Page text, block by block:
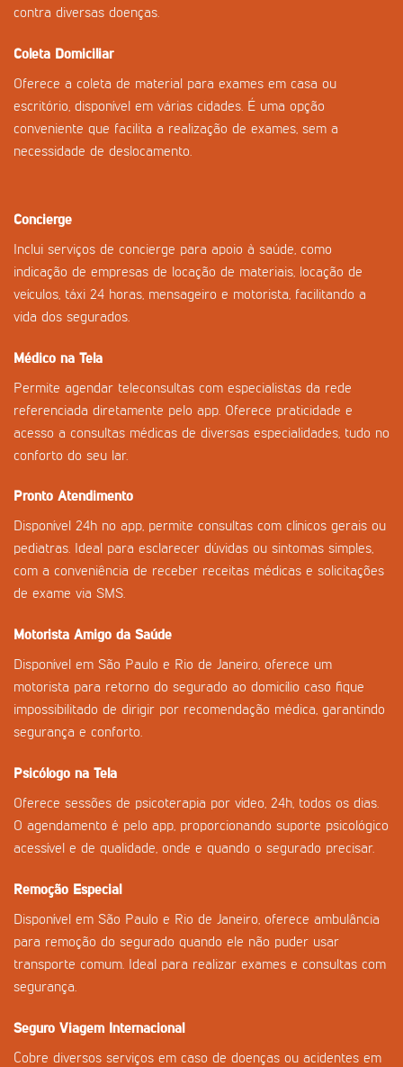
contra diversas doenças.
Coleta Domiciliar
Oferece a coleta de material para exames em casa ou
escritório, disponível em várias cidades. É uma opção
conveniente que facilita a realização de exames, sem a
necessidade de deslocamento.
Concierge
Inclui serviços de concierge para apoio à saúde, como
indicação de empresas de locação de materiais, locação de
veículos, táxi 24 horas, mensageiro e motorista, facilitando a
vida dos segurados.
Médico na Tela
Permite agendar teleconsultas com especialistas da rede
referenciada diretamente pelo app. Oferece praticidade e
acesso a consultas médicas de diversas especialidades, tudo no
conforto do seu lar.
Pronto Atendimento
Disponível 24h no app, permite consultas com clínicos gerais ou
pediatras. Ideal para esclarecer dúvidas ou sintomas simples,
com a conveniência de receber receitas médicas e solicitações
de exame via SMS.
Motorista Amigo da Saúde
Disponível em São Paulo e Rio de Janeiro, oferece um
motorista para retorno do segurado ao domicílio caso fique
impossibilitado de dirigir por recomendação médica, garantindo
segurança e conforto.
Psicólogo na Tela
Oferece sessões de psicoterapia por vídeo, 24h, todos os dias.
O agendamento é pelo app, proporcionando suporte psicológico
acessível e de qualidade, onde e quando o segurado precisar.
Remoção Especial
Disponível em São Paulo e Rio de Janeiro, oferece ambulância
para remoção do segurado quando ele não puder usar
transporte comum. Ideal para realizar exames e consultas com
segurança.
Seguro Viagem Internacional
Cobre diversos serviços em caso de doenças ou acidentes em